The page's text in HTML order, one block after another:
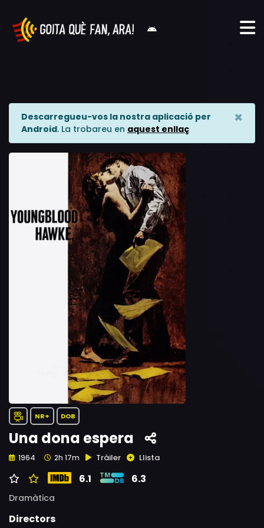
Descarregueu-vos la nostra aplicació per
Android. La trobareu en aquest enllaç
×
NR+ DOB
Una dona espera
1964 2h 17m Tràiler Llista
6.1 6.3
Dramàtica
Directors